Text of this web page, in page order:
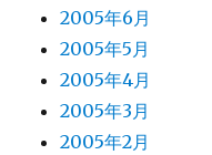
2005年6月
2005年5月
2005年4月
2005年3月
2005年2月